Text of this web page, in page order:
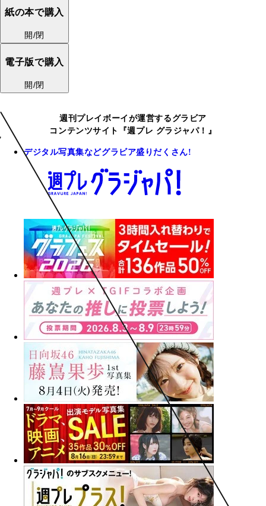
紙の本で購入
開/閉
電子版で購入
開/閉
週刊プレイボーイが運営するグラビア
コンテンツサイト『週プレ グラジャパ！』
デジタル写真集などグラビア盛りだくさん!